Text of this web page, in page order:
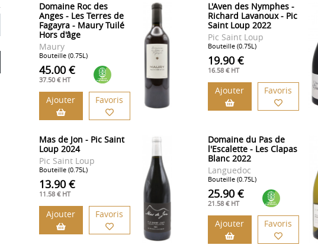
Domaine Roc des
Anges - Les Terres de
Fagayra - Maury Tuilé
Hors d'âge
Maury
Bouteille (0.75L)
45.00 €
37.50 € HT
Ajouter Favoris
L'Aven des Nymphes -
Richard Lavanoux - Pic
Saint Loup 2022
Pic Saint Loup
Bouteille (0.75L)
19.90 €
16.58 € HT
Ajouter Favoris
Mas de Jon - Pic Saint
Loup 2024
Pic Saint Loup
Bouteille (0.75L)
13.90 €
11.58 € HT
Ajouter Favoris
Domaine du Pas de
l'Escalette - Les Clapas
Blanc 2022
Languedoc
Bouteille (0.75L)
25.90 €
21.58 € HT
Ajouter Favoris